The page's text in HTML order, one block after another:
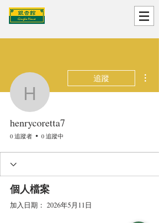
henrycoretta7
追蹤
henrycoretta7
0 追蹤者 0 追蹤中
個人檔案
加入日期： 2026年5月11日